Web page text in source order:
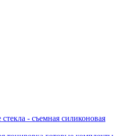
- съемная силиконовая